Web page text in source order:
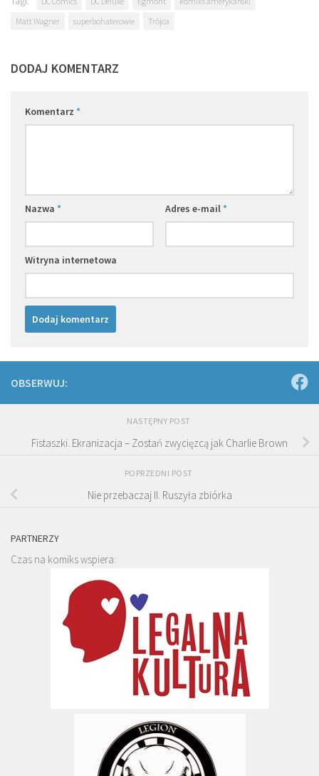
Matt Wagner
superbohaterowie Trójca
DODAJ KOMENTARZ
Komentarz *
Nazwa * Adres e-mail*
Witryna internetowa
OBSERWUJ:
NASTĘPNY POST
Fistaszki. Ekranizacja – Zostań zwycięzcą jak Charlie Brown
POPRZEDNI POST
Nie przebaczaj II. Ruszyła zbiórka
PARTNERZY
Czas na komiks wspiera: